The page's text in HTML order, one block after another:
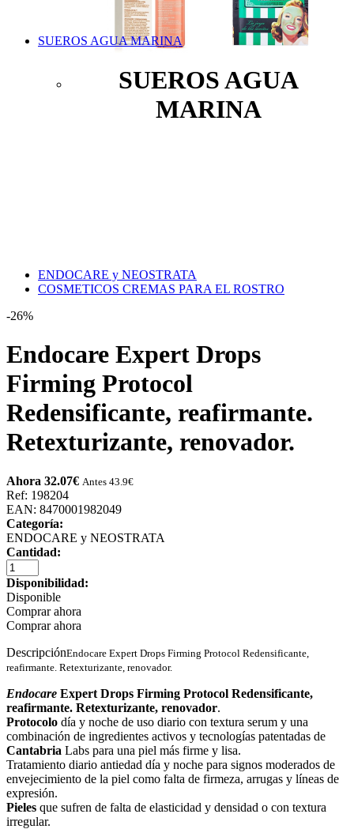
SUEROS AGUA MARINA
SUEROS AGUA
MARINA
ENDOCARE y NEOSTRATA
COSMETICOS CREMAS PARA EL ROSTRO
-26%
Endocare Expert Drops
Firming Protocol
Redensificante, reafirmante.
Retexturizante, renovador.
Ahora 32.07€ Antes 43.9€
Ref: 198204
EAN: 8470001982049
Categoría:
ENDOCARE y NEOSTRATA
Cantidad:
Disponibilidad:
Disponible
Comprar ahora
Comprar ahora
DescripciónEndocare Expert Drops Firming Protocol Redensificante,
reafirmante. Retexturizante, renovador.
Endocare Expert Drops Firming Protocol Redensificante,
reafirmante. Retexturizante, renovador.
Protocolo día y noche de uso diario con textura serum y una
combinación de ingredientes activos y tecnologías patentadas de
Cantabria Labs para una piel más firme y lisa.
Tratamiento diario antiedad día y noche para signos moderados de
envejecimiento de la piel como falta de firmeza, arrugas y líneas de
expresión.
Pieles que sufren de falta de elasticidad y densidad o con textura
irregular.